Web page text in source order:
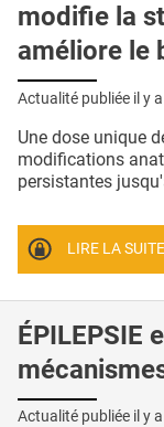
modifie la
améliore le
Actualité publiée il y a
Une dose unique
modifications
persistantes
LIRE LA SUITE
ÉPILEPSIE
Actualité publiée il y a